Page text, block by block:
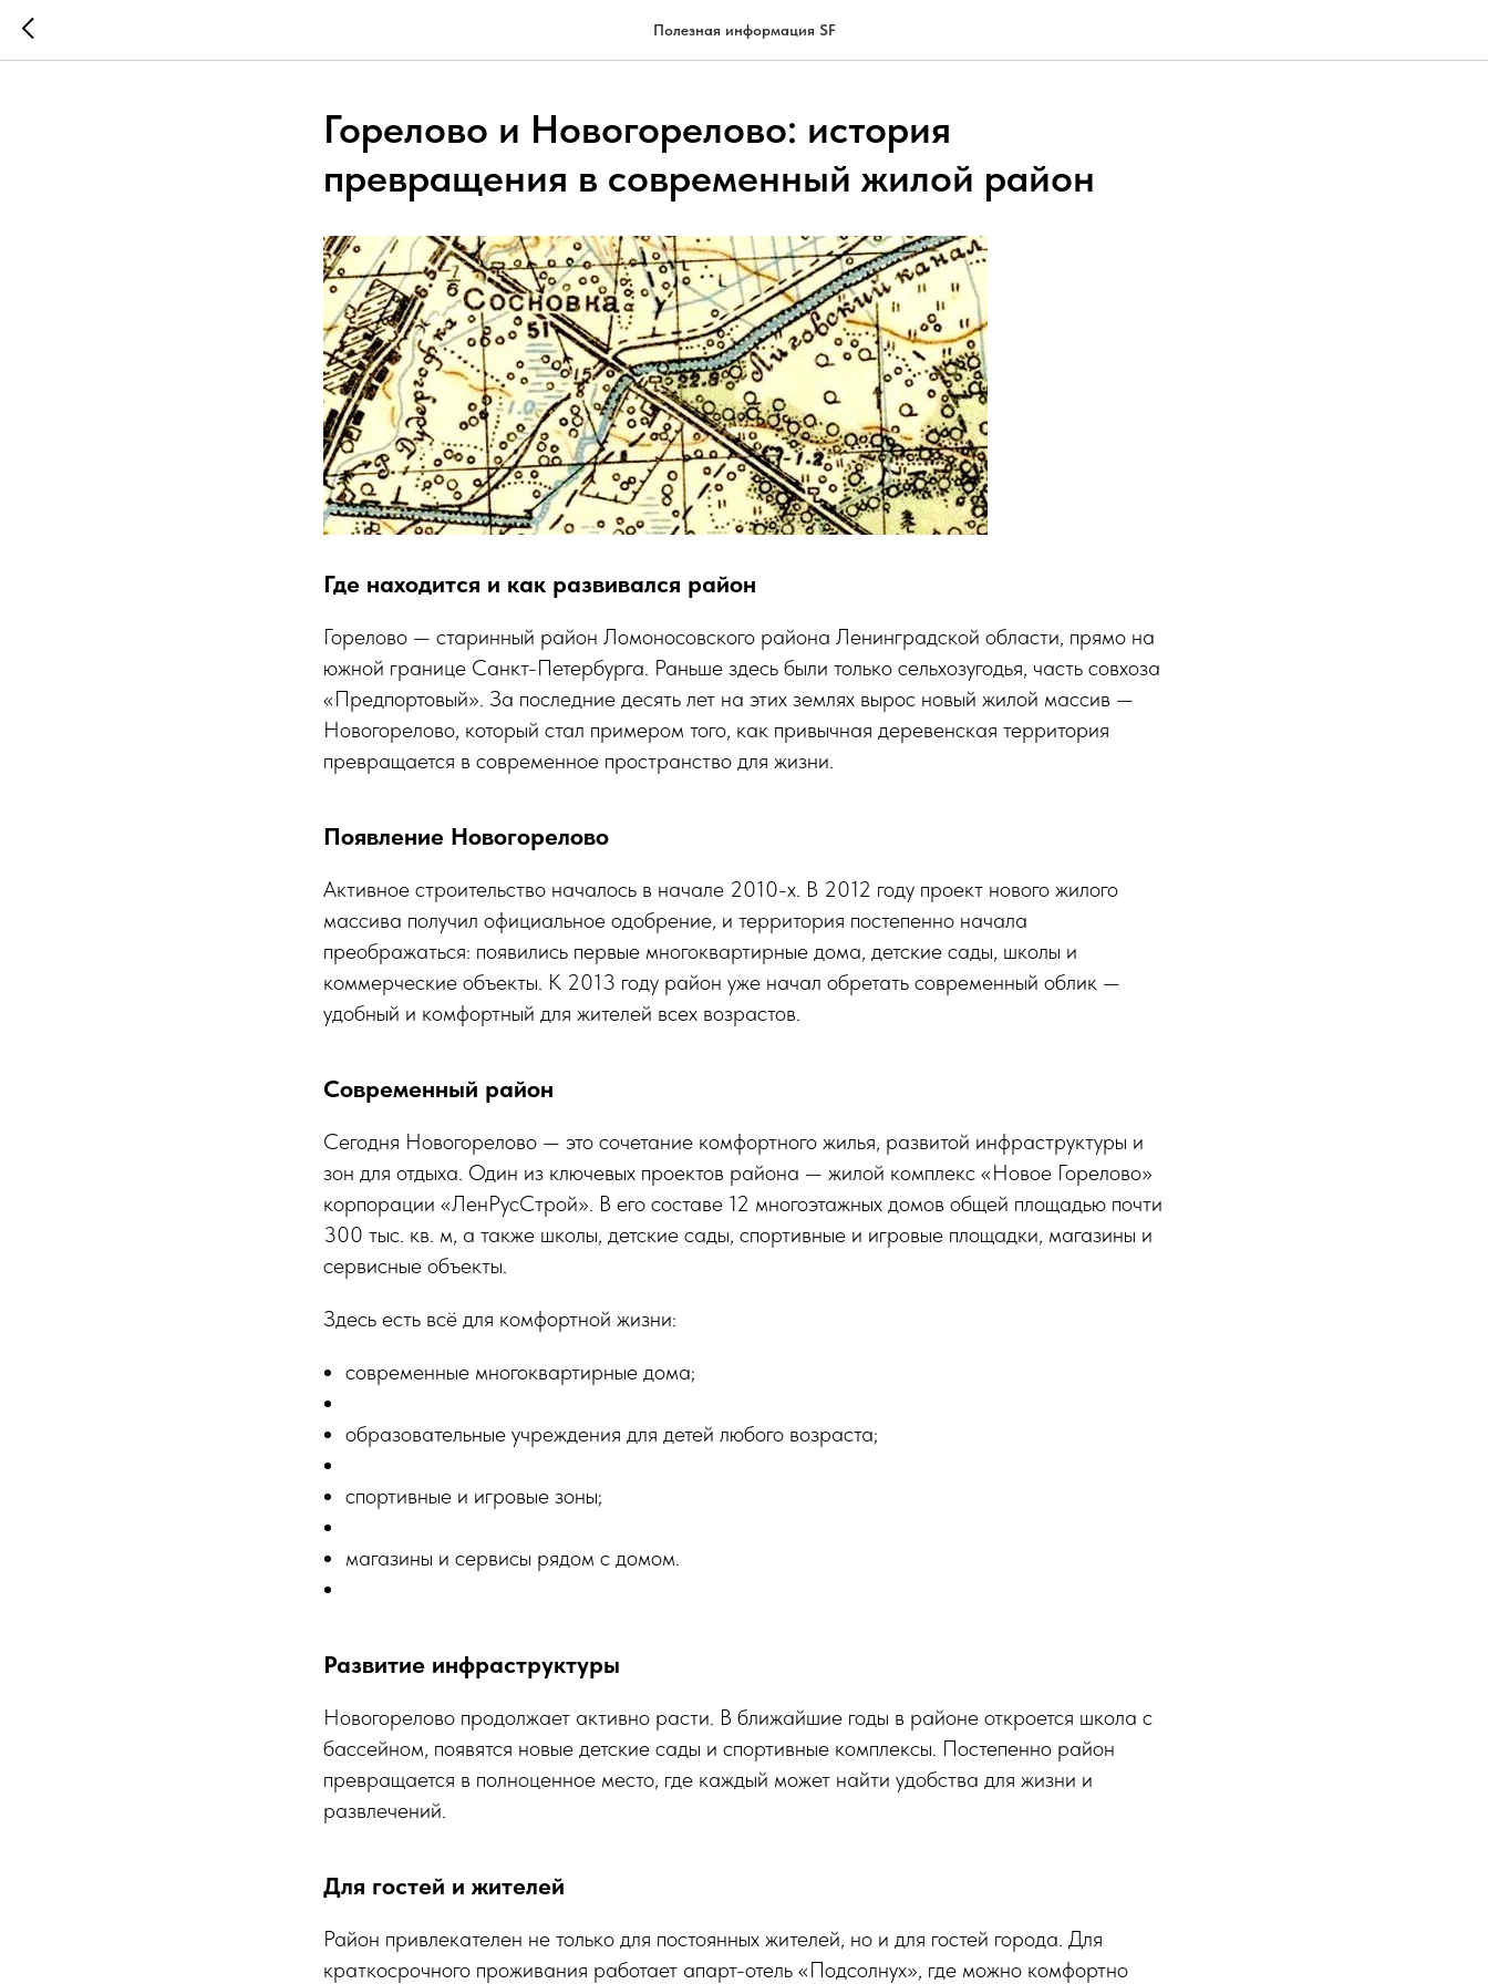
Полезная информация SF
Горелово и Новогорелово: история
превращения в современный жилой район
Где находится и как развивался район
Горелово — старинный район Ломоносовского района Ленинградской области, прямо на
южной границе Санкт-Петербурга. Раньше здесь были только сельхозугодья, часть совхоза
«Предпортовый». За последние десять лет на этих землях вырос новый жилой массив —
Новогорелово, который стал примером того, как привычная деревенская территория
превращается в современное пространство для жизни.
Появление Новогорелово
Активное строительство началось в начале 2010-х. В 2012 году проект нового жилого
массива получил официальное одобрение, и территория постепенно начала
преображаться: появились первые многоквартирные дома, детские сады, школы и
коммерческие объекты. К 2013 году район уже начал обретать современный облик —
удобный и комфортный для жителей всех возрастов.
Современный район
Сегодня Новогорелово — это сочетание комфортного жилья, развитой инфраструктуры и
зон для отдыха. Один из ключевых проектов района — жилой комплекс «Новое Горелово»
корпорации «ЛенРусСтрой». В его составе 12 многоэтажных домов общей площадью почти
300 тыс. кв. м, а также школы, детские сады, спортивные и игровые площадки, магазины и
сервисные объекты.
Здесь есть всё для комфортной жизни:
современные многоквартирные дома;
образовательные учреждения для детей любого возраста;
спортивные и игровые зоны;
магазины и сервисы рядом с домом.
Развитие инфраструктуры
Новогорелово продолжает активно расти. В ближайшие годы в районе откроется школа с
бассейном, появятся новые детские сады и спортивные комплексы. Постепенно район
превращается в полноценное место, где каждый может найти удобства для жизни и
развлечений.
Для гостей и жителей
Район привлекателен не только для постоянных жителей, но и для гостей города. Для
краткосрочного проживания работает апарт-отель «Подсолнух», где можно комфортно